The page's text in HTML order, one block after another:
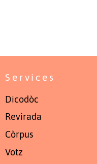
Services
Dicodòc
Revirada
Còrpus
Votz